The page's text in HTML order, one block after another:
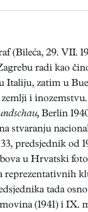
(Bileća, 29. VII.
radi kao
zatim u
i
Berlin
stvaranju
predsjednik od
u Hrvatski
reprezentativnih
tada
(1941) i IX.